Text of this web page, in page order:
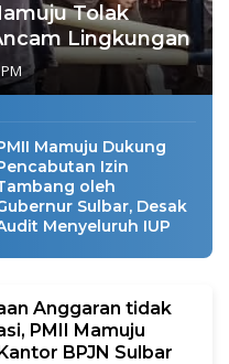
Tolak
Lingkungan
Mamuju Dukung
Izin
oleh
Sulbar, Desak
Menyeluruh IUP
Anggaran tidak
PMII Mamuju
BPJN Sulbar